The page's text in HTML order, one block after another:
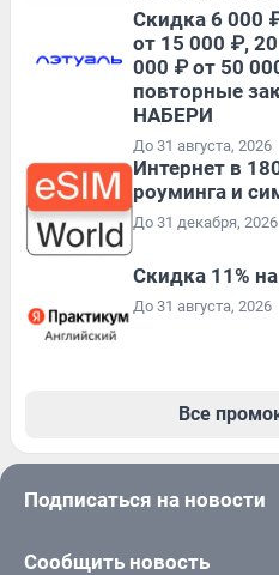
Скидка 6 000
от 15 000 ₽,
000 ₽ от 50
повторные
НАБЕРИ
До 31 августа, 2026
Интернет в
роуминга и
До 31 декабря, 2026
Скидка 11%
До 31 августа, 2026
Все
Подписаться на новости
Сообщить новость